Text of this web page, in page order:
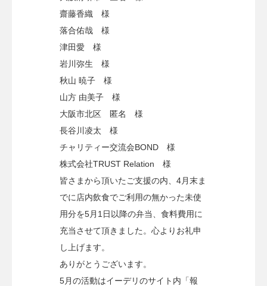
齋藤香織 様
落合佑哉 様
津田愛 様
岩川弥生 様
秋山 暁子 様
山方 由美子 様
大阪市北区 匿名 様
長谷川凌太 様
チャリティー交流会BOND 様
株式会社TRUST Relation 様
皆さまから頂いたご支援の内、4月末ま
でに店内飲食でご利用の無かった未使
用分を5月1日以降の弁当、食料費用に
充当させて頂きました。心よりお礼申
し上げます。
ありがとうございます。
5月の活動はイーデリのサイト内「報